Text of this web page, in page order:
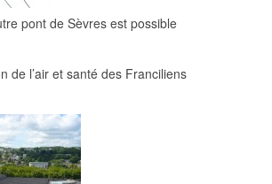
pont de Sèvres est possible
de l’air et santé des Franciliens